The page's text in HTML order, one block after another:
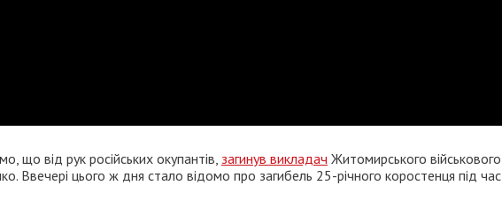
що від рук російських окупантів, загинув викладач Житомирського військового
Ввечері цього ж дня стало відомо про загибель 25-річного коростенця під час